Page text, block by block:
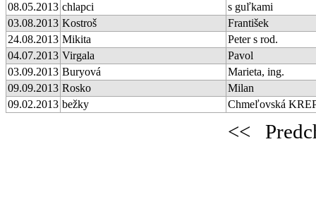
08.05.2013 chlapci
s guľkami
03.08.2013 Kostroš
František
24.08.2013 Mikita
Peter s rod.
04.07.2013 Virgala
Pavol
03.09.2013 Buryová
Marieta, ing.
09.09.2013 Rosko
Milan
09.02.2013 bežky Chmeľovská
<<